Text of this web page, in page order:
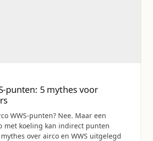
punten: 5 mythes voor
WWS-punten? Nee. Maar een
met koeling kan indirect punten
over airco en WWS uitgelegd